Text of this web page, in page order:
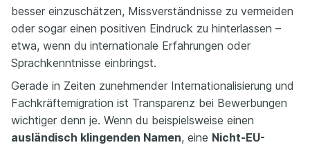
besser einzuschätzen, Missverständnisse zu vermeiden
oder sogar einen positiven Eindruck zu hinterlassen –
etwa, wenn du internationale Erfahrungen oder
Sprachkenntnisse einbringst.
Gerade in Zeiten zunehmender Internationalisierung und
Fachkräftemigration ist Transparenz bei Bewerbungen
wichtiger denn je. Wenn du beispielsweise einen
ausländisch klingenden Namen, eine Nicht-EU-